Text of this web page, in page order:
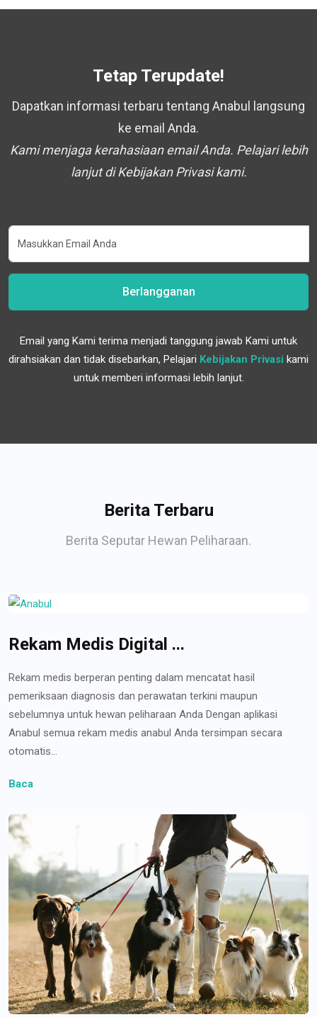
Tetap Terupdate!
Dapatkan informasi terbaru tentang Anabul langsung
ke email Anda.
Kami menjaga kerahasiaan email Anda. Pelajari lebih
lanjut di Kebijakan Privasi kami.
Berlangganan
Email yang Kami terima menjadi tanggung jawab Kami untuk
dirahsiakan dan tidak disebarkan, Pelajari Kebijakan Privasi kami
untuk memberi informasi lebih lanjut.
Berita Terbaru
Berita Seputar Hewan Peliharaan.
Rekam Medis Digital ...
Rekam medis berperan penting dalam mencatat hasil
pemeriksaan diagnosis dan perawatan terkini maupun
sebelumnya untuk hewan peliharaan Anda Dengan aplikasi
Anabul semua rekam medis anabul Anda tersimpan secara
otomatis...
Baca